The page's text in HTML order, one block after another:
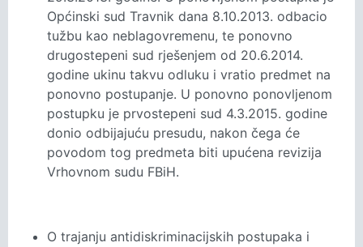
Općinski sud Travnik dana 8.10.2013. odbacio
tužbu kao neblagovremenu, te ponovno
drugostepeni sud rješenjem od 20.6.2014.
godine ukinu takvu odluku i vratio predmet na
ponovno postupanje. U ponovno ponovljenom
postupku je prvostepeni sud 4.3.2015. godine
donio odbijajuću presudu, nakon čega će
povodom tog predmeta biti upućena revizija
Vrhovnom sudu FBiH.
O trajanju antidiskriminacijskih postupaka i